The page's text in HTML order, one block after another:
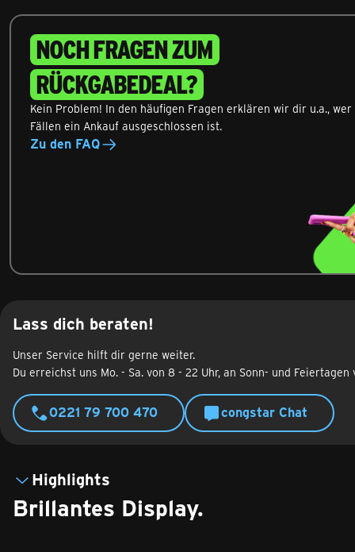
NOCH FRAGEN ZUM
RÜCKGABEDEAL?
Kein Problem! In den häufigen Fragen erklären wir dir u.a.,
Fällen ein Ankauf ausgeschlossen ist.
Zu den FAQ
Lass dich beraten!
Unser Service hilft dir gerne weiter.
Du erreichst uns Mo. - Sa. von 8 - 22 Uhr, an Sonn- und Feiertagen
0221 79 700 470 congstar Chat
Highlights
Brillantes Dis­play.